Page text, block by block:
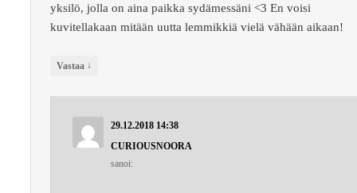
yksilö, jolla on aina paikka sydämessäni <3 En voisi
kuvitellakaan mitään uutta lemmikkiä vielä vähään aikaan!
Vastaa ↓
29.12.2018 14:38
CURIOUSNOORA
sanoi: